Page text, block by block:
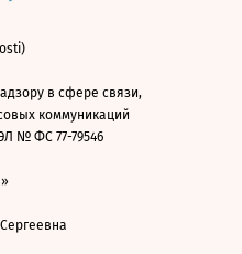
в сфере связи,
коммуникаций
№ ФС 77-79546